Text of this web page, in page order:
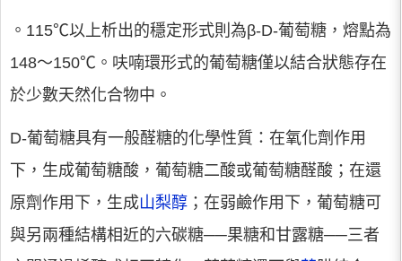
。115℃以上析出的穩定形式則為β-D-葡萄糖，熔點為
148～150℃。呋喃環形式的葡萄糖僅以結合狀態存在
於少數天然化合物中。
D-葡萄糖具有一般醛糖的化學性質：在氧化劑作用
下，生成葡萄糖酸，葡萄糖二酸或葡萄糖醛酸；在還
原劑作用下，生成山梨醇 ；在弱鹼作用下，葡萄糖可
與另兩種結構相近的六碳糖──果糖和甘露糖──三者